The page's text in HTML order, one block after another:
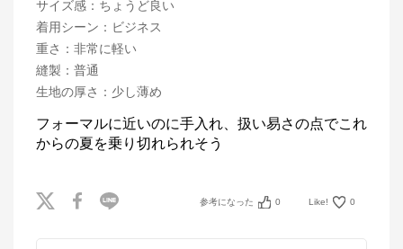
サイズ感 ： ちょうど良い
着用シーン ： ビジネス
重さ ： 非常に軽い
縫製 ： 普通
生地の厚さ ： 少し薄め
フォーマルに近いのに手入れ、扱い易さの点でこれ
からの夏を乗り切れられそう
参考になった 0 Like! 0